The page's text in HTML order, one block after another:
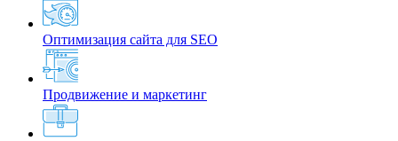
Оптимизация сайта для SEO
Продвижение и маркетинг